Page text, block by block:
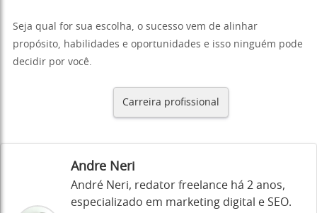
Seja qual for sua escolha, o sucesso vem de alinhar
propósito, habilidades e oportunidades e isso ninguém pode
decidir por você.
Carreira profissional
Andre Neri
André Neri, redator freelance há 2 anos,
especializado em marketing digital e SEO.